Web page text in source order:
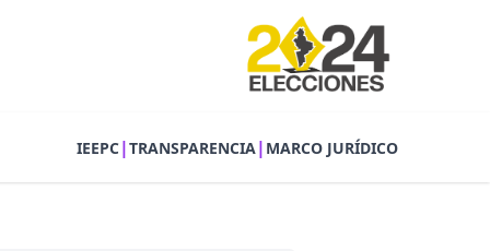
IEEPC|TRANSPARENCIA| MARCO JURÍDICO